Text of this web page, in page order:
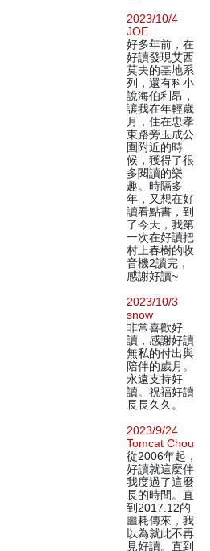
2023/10/4
JOE
好多年前，在
好讀發現艾西
莫夫的基地系
列，還有科小
說海伯利昂，
讓我在年輕歲
月，住在忠孝
東路旁玉成公
園附近的時
候，獲得了很
多閱讀的樂
趣。時隔多
年，又想在好
讀看點書，到
了今天，我第
一次在好讀把
村上春樹的收
音機2讀完，
感謝好讀~
2023/10/3
snow
非常喜歡好
讀，感謝好讀
無私的付出與
陪伴的歲月。
永遠支持好
讀。祝福好讀
長長久久。
2023/9/24
Tomcat Chou
從2006年起，
好讀就這麼伴
我度過了這麼
長的時間。直
到2017.12的
噩耗傳來，我
以為就此不再
見好讀。直到